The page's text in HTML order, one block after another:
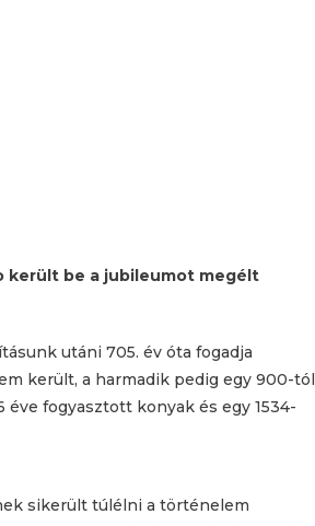
került be a jubileumot megélt
utáni 705. év óta fogadja
került, a harmadik pedig egy 900-tól
éve fogyasztott konyak és egy 1534-
sikerült túlélni a történelem